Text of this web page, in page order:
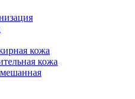
кожа
кожа